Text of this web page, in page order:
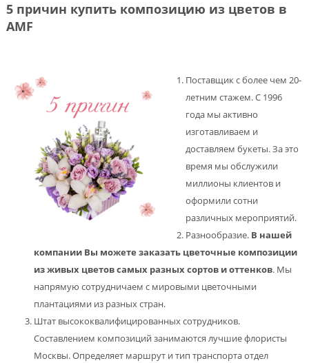
5 причин купить композицию из цветов в
AMF
Поставщик с более чем 20-
летним стажем. С 1996
года мы активно
изготавливаем и
доставляем букеты. За это
время мы обслужили
миллионы клиентов и
оформили сотни
различных мероприятий.
Разнообразие. В нашей
компании Вы можете заказать цветочные композиции
из живых цветов самых разных сортов и оттенков. Мы
напрямую сотрудничаем с мировыми цветочными
плантациями из разных стран.
Штат высококвалифицированных сотрудников.
Составлением композиций занимаются лучшие флористы
Москвы. Определяет маршрут и тип транспорта отдел